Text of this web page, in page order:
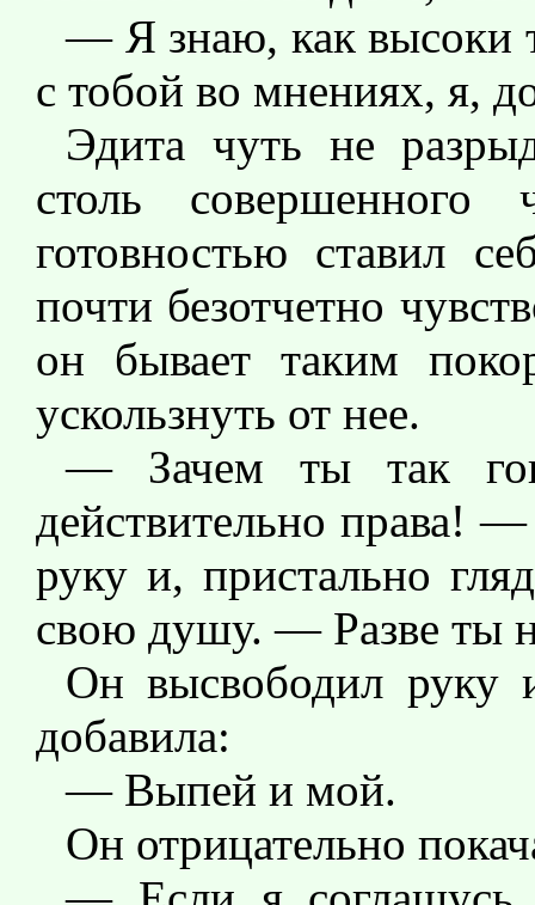
— Я знаю, как высоки
с тобой во мнениях, я,
Эдита чуть не
столь совершенного
готовностью ставил
почти безотчетно
он бывает таким
ускользнуть от нее.
— Зачем ты так
действительно права!
руку и, пристально
свою душу. — Разве ты
Он высвободил руку
добавила:
— Выпей и мой.
Он отрицательно